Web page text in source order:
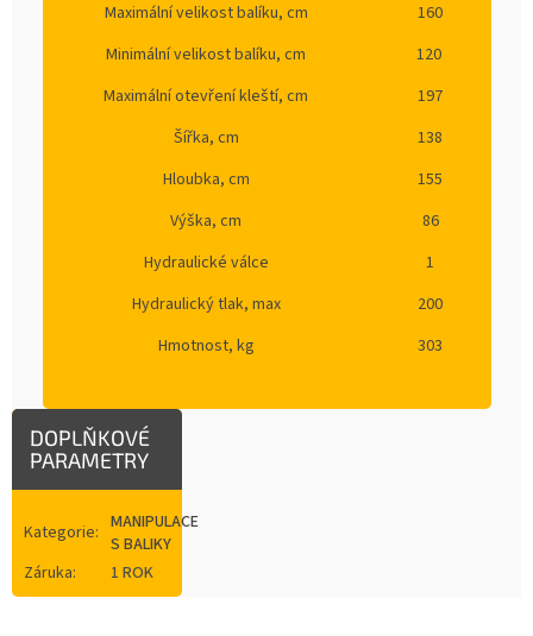
Maximální velikost balíku, cm
160
Minimální velikost balíku, cm
120
Maximální otevření kleští, cm
197
Šířka, cm
138
Hloubka, cm
155
Výška, cm
86
Hydraulické válce
1
Hydraulický tlak, max
200
Hmotnost, kg
303
DOPLŇKOVÉ
PARAMETRY
Kategorie: MANIPULACE
S BALIKY
Záruka: 1 ROK